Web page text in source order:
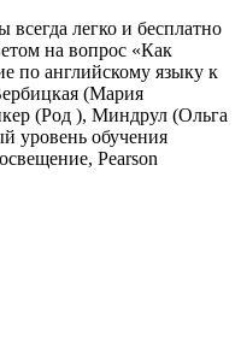
легко и бесплатно
на вопрос «Как
по английскому языку к
(Мария
(Род ), Миндрул (Ольга
уровень обучения
Pearson